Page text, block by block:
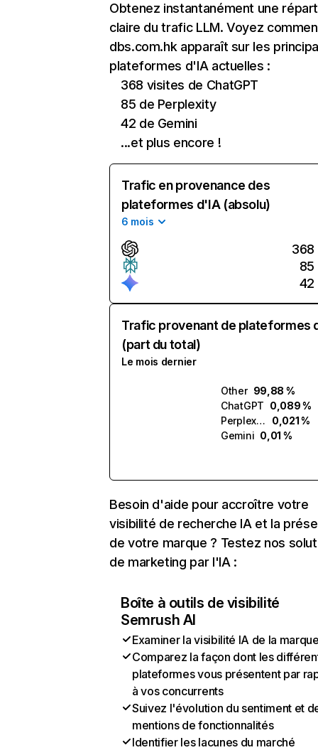
Obtenez instantanément une
claire du trafic LLM. Voyez
dbs.com.hk apparaît sur les
plateformes d'IA actuelles :
368 visites de ChatGPT
85 de Perplexity
42 de Gemini
...et plus encore !
Trafic en provenance des
plateformes d'IA (absolu)
6 mois
368
85
42
Trafic provenant de plateformes
(part du total)
Le mois dernier
Other 99,88 %
ChatGPT 0,089 %
Perplexity
0,021 %
Gemini 0,01 %
Besoin d'aide pour accroître votre
visibilité de recherche IA et la
de votre marque ? Testez nos
de marketing par l'IA :
Boîte à outils de visibilité
Semrush AI
Examiner la visibilité IA de la
Comparez la façon dont les
plateformes vous présentent par
à vos concurrents
Suivez l'évolution du sentiment et
mentions de fonctionnalités
Identifier les lacunes du marché